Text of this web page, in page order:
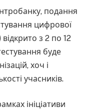
подання
цифрової
з 2 по 12
буде
хоч і
учасників.
ініціативи